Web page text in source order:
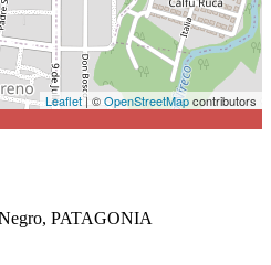
Leaflet| ©OpenStreetMapcontributors
PATAGONIA